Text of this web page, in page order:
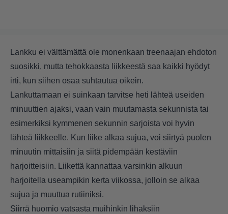
Lankku ei välttämättä ole monenkaan treenaajan ehdoton
suosikki, mutta tehokkaasta liikkeestä saa kaikki hyödyt
irti, kun siihen osaa suhtautua oikein.
Lankuttamaan ei suinkaan tarvitse heti lähteä useiden
minuuttien ajaksi, vaan vain muutamasta sekunnista tai
esimerkiksi kymmenen sekunnin sarjoista voi hyvin
lähteä liikkeelle. Kun liike alkaa sujua, voi siirtyä puolen
minuutin mittaisiin ja siitä pidempään kestäviin
harjoitteisiin. Liikettä kannattaa varsinkin alkuun
harjoitella useampikin kerta viikossa, jolloin se alkaa
sujua ja muuttua rutiiniksi.
Siirrä huomio vatsasta muihinkin lihaksiin